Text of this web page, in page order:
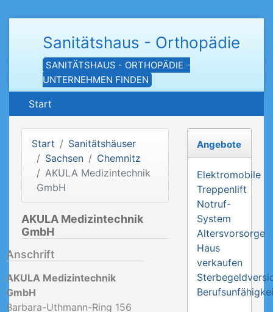
Sanitätshaus - Orthopädie
SANITÄTSHAUS - ORTHOPÄDIE -
UNTERNEHMEN FINDEN
Start
Start
Sanitätshäuser
Sachsen
Chemnitz
AKULA Medizintechnik
GmbH
AKULA Medizintechnik
GmbH
Anschrift
AKULA Medizintechnik
GmbH
Barbara-Uthmann-Ring 156
Angebote
Elektromobile
Treppenlift
Notruf-
System
Altersvorsorge
Haus
verkaufen